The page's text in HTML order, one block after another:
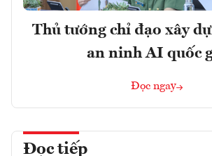
Thủ tướng chỉ đạo xây
an ninh AI quốc
Đọc ngay
Đọc tiếp